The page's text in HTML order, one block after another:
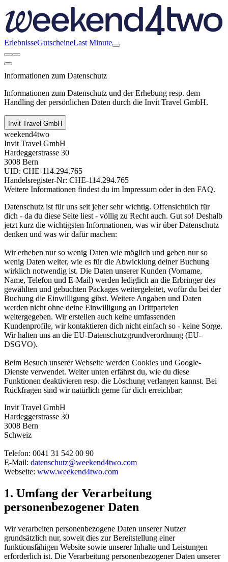
ErlebnisseGutscheineLast Minute
Informationen zum Datenschutz
Informationen zum Datenschutz und der Erhebung resp. dem
Handling der persönlichen Daten durch die Invit Travel GmbH.
Invit Travel GmbH
weekend4two
Invit Travel GmbH
Hardeggerstrasse 30
3008 Bern
UID: CHE-114.294.765
Handelsregister-Nr: CHE-114.294.765
Weitere Informationen findest du im Impressum oder in den FAQ.
Datenschutz ist für uns seit jeher sehr wichtig. Offensichtlich für
dich - da du diese Seite liest - völlig zu Recht auch. Gut so! Deshalb
jetzt kurz die wichtigsten Informationen, was wir über Datenschutz
denken und was wir dafür machen:
Wir erheben nur so wenig Daten wie möglich und geben nur so
wenig Daten weiter, wie es für die Abwicklung deiner Buchung
wirklich notwendig ist. Die Daten unserer Kunden (Vorname,
Name, Telefon und E-Mail) werden lediglich an die Erbringer des
gewählten und gebuchten Packages weitergeleitet, wofür du bei der
Buchung die Einwilligung gibst. Weitere Angaben und Daten
werden nicht ohne deine Einwilligung an Drittparteien
weitergegeben. Wir erstellen auch keine umfassenden
Kundenprofile, wir kontaktieren dich nicht einfach so - keine Sorge.
Wir halten uns an die EU-Datenschutzgrundverordnung (EU-
DSGVO).
Beim Besuch unserer Webseite werden Cookies und Google-
Dienste verwendet. Weiter unten erfährst du, wie du diese
Funktionen deaktivieren resp. die Löschung verlangen kannst. Bei
Rückfragen sind wir natürlich gerne für dich erreichbar:
Invit Travel GmbH
Hardeggerstrasse 30
3008 Bern
Schweiz
Telefon: 0041 31 542 00 90
E-Mail: datenschutz@weekend4two.com
Webseite: www.weekend4two.com
1. Umfang der Verarbeitung
personenbezogener Daten
Wir verarbeiten personenbezogene Daten unserer Nutzer
grundsätzlich nur, soweit dies zur Bereitstellung einer
funktionsfähigen Website sowie unserer Inhalte und Leistungen
erforderlich ist. Die Verarbeitung personenbezogener Daten unserer